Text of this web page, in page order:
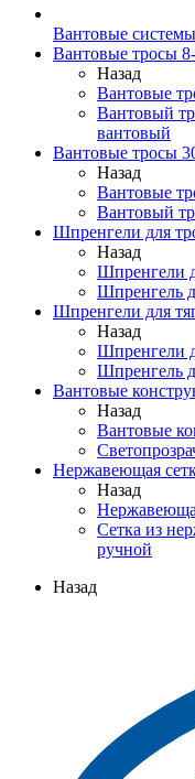
Вантовые системы
Вантовые тросы
Назад
Вантовые
Вантовый
вантовый
Вантовые тросы
Назад
Вантовые
Вантовый
Шпренгели для
Назад
Шпренгели
Шпренгель
Шпренгели для
Назад
Шпренгели
Шпренгель
Вантовые
Назад
Вантовые
Нержавеющая
Назад
Сетка из
ручной
Назад